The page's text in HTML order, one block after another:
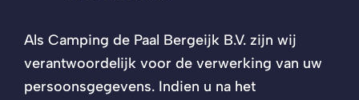
Als Camping de Paal Bergeijk B.V. zijn wij
verantwoordelijk voor de verwerking van uw
persoonsgegevens. Indien u na het